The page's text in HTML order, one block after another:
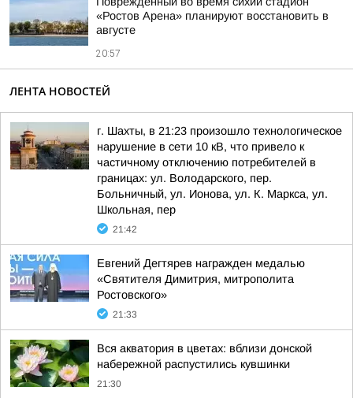
«Ростов Арена» планируют восстановить в
августе
20:57
ЛЕНТА НОВОСТЕЙ
г. Шахты, в 21:23 произошло технологическое
нарушение в сети 10 кВ, что привело к
частичному отключению потребителей в
границах: ул. Володарского, пер.
Больничный, ул. Ионова, ул. К. Маркса, ул.
Школьная, пер
21:42
Евгений Дегтярев награжден медалью
«Святителя Димитрия, митрополита
Ростовского»
21:33
Вся акватория в цветах: вблизи донской
набережной распустились кувшинки
21:30